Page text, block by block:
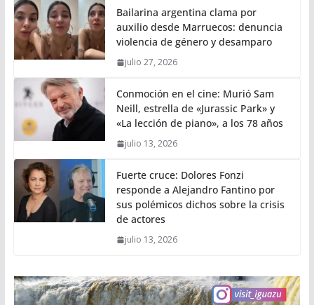
Bailarina argentina clama por
auxilio desde Marruecos: denuncia
violencia de género y desamparo
julio 27, 2026
Conmoción en el cine: Murió Sam
Neill, estrella de «Jurassic Park» y
«La lección de piano», a los 78 años
julio 13, 2026
Fuerte cruce: Dolores Fonzi
responde a Alejandro Fantino por
sus polémicos dichos sobre la crisis
de actores
julio 13, 2026